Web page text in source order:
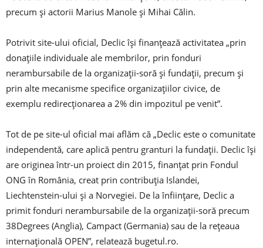
precum și actorii Marius Manole şi Mihai Călin.
Potrivit site-ului oficial, Declic își finanțează activitatea „prin
donațiile individuale ale membrilor, prin fonduri
nerambursabile de la organizații-soră și fundații, precum și
prin alte mecanisme specifice organizațiilor civice, de
exemplu redirecționarea a 2% din impozitul pe venit”.
Tot de pe site-ul oficial mai aflăm că „Declic este o comunitate
independentă, care aplică pentru granturi la fundații. Declic își
are originea într-un proiect din 2015, finanțat prin Fondul
ONG în România, creat prin contribuția Islandei,
Liechtenstein-ului și a Norvegiei. De la înființare, Declic a
primit fonduri nerambursabile de la organizații-soră precum
38Degrees (Anglia), Campact (Germania) sau de la rețeaua
internațională OPEN”, relatează bugetul.ro.